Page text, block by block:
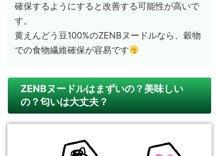
確保するようにすると改善する可能性が高いで
す。
黄えんどう豆100%のZENBヌードルなら、穀物
での食物繊維確保が容易です
ZENBヌードルはまずいの？美味しい
の？匂いは大丈夫？